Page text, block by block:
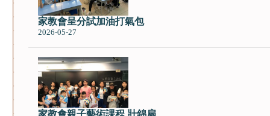
家教會呈分試加油打氣包
2026-05-27
家教會親子藝術課程 壯錦扇